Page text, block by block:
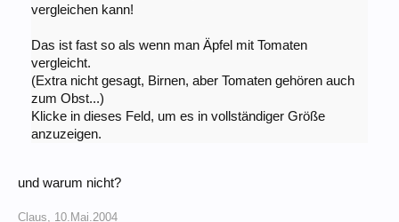
vergleichen kann!
Das ist fast so als wenn man Äpfel mit Tomaten
vergleicht.
(Extra nicht gesagt, Birnen, aber Tomaten gehören auch
zum Obst...)
Klicke in dieses Feld, um es in vollständiger Größe
anzuzeigen.
und warum nicht?
Claus
10.Mai.2004